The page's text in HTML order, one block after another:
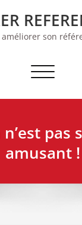
améliorer son
Afficher/
n’est pas
amusant !